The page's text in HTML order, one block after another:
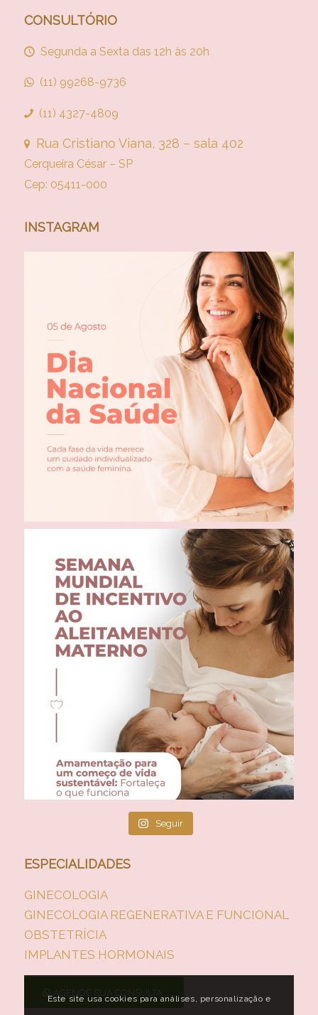
CONSULTÓRIO
Segunda a Sexta das 12h às 20h
(11) 99268-9736
(11) 4327-4809
Rua Cristiano Viana, 328 – sala 402
Cerqueira César – SP
Cep: 05411-000
INSTAGRAM
Seguir
ESPECIALIDADES
GINECOLOGIA
GINECOLOGIA REGENERATIVA E FUNCIONAL
OBSTETRÍCIA
IMPLANTES HORMONAIS
AGENDE SUA CONSULTA
Este site usa cookies para análises, personalização e